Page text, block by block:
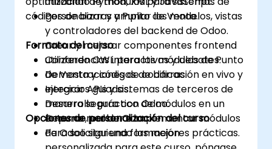
códigos de barras y Punto de Venta.
Personalizar y ampliar los modelos, vistas
y controladores del backend de Odoo.
Crear y mejorar componentes frontend
utilizando OWL para los módulos de Punto
de Venta y códigos de barras.
Integrar APIs y sistemas de terceros de
manera segura con Odoo.
Depurar, probar e implementar módulos
de Odoo siguiendo las mejores prácticas.
Formato del curso
Conferencias interactivas y debates.
Demostraciones de codificación en vivo y
ejercicios guiados.
Desarrollo práctico de módulos en un
entorno real de Odoo.
Opciones de personalización del curso
Para solicitar una formación